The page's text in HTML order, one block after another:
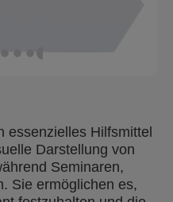
essenzielles Hilfsmittel
Darstellung von
Seminaren,
Sie ermöglichen es,